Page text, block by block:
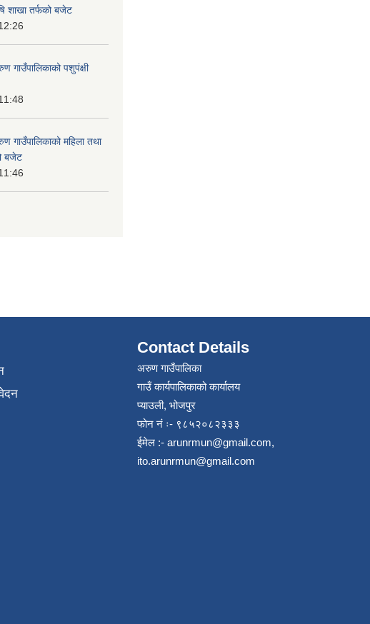
शाखा तर्फको बजेट
पशुपंक्षी
महिला तथा
बजेट
Contact Details
अरुण गाउँपालिका
गाउँ कार्यपालिकाको कार्यालय
प्याउली, भोजपुर
फोन नं ः- ९८५२०८२३३३
ईमेल :- arunrmun@gmail.com,
ito.arunrmun@gmail.com